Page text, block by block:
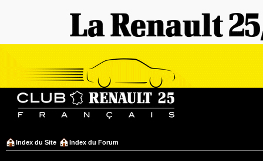
Index du Site Index du Forum